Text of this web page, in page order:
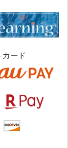
ード